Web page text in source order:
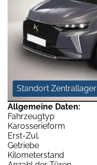
Standort Zentrallager
Allgemeine Daten:
Fahrzeugtyp
Karosserieform
Erst-Zul.
Getriebe
Kilometerstand